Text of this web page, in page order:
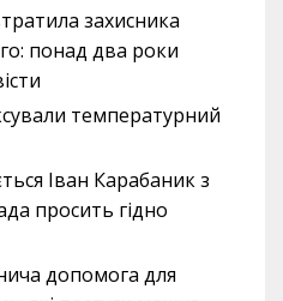
захисника
понад два роки
температурний
Іван Карабаник з
просить гідно
допомога для